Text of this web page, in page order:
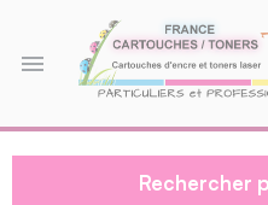
menu
Rechercher